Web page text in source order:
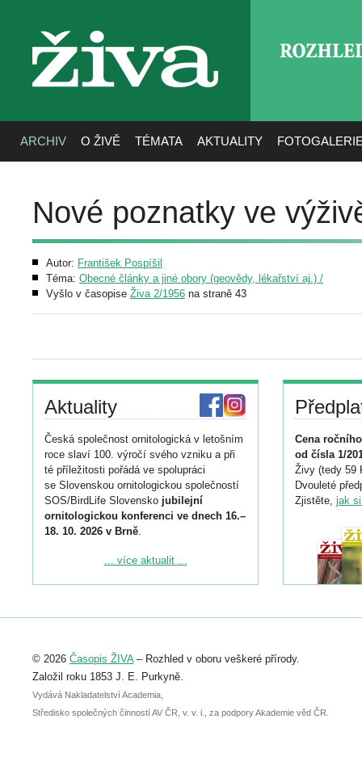
živa
ARCHIV O ŽIVĚ TÉMATA AKTUALITY
Nové poznatky ve
Autor: František Pospíšil
Téma: Obecné články a jiné obory (geovědy, lékařství aj.) /
Vyšlo v časopise Živa 2/1956 na straně 43
Aktuality
Česká společnost ornitologická v letošním
roce slaví 100. výročí svého vzniku a při
té příležitosti pořádá ve spolupráci
se Slovenskou ornitologickou společností
SOS/BirdLife Slovensko jubilejní
ornitologickou konferenci ve dnech 16.–
18. 10. 2026 v Brně.
Podrobnější informace ke konferenci
Registrovat se můžete do 6. září.
abstraktu přihlášené přednášky nebo
posteru je už 30. června.
... více aktualit ...
Cena
od čísla 1/
Živy (tedy 59
Dvouleté
Zjistěte, jak
© 2026 Časopis ŽIVA– Rozhled v oboru veškeré přírody.
Založil roku 1853 J. E. Purkyně.
Vydává Nakladatelství Academia,
Středisko společných činností AV ČR, v. v. i., za podpory Akademie věd ČR.